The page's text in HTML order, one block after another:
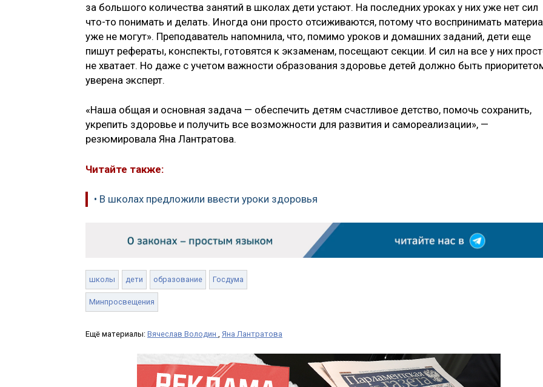
за большого количества занятий в школах дети устают. На последних уроках у них уже нет сил
что-то понимать и делать. Иногда они просто отсиживаются, потому что воспринимать
уже не могут». Преподаватель напомнила, что, помимо уроков и домашних заданий, дети еще
пишут рефераты, конспекты, готовятся к экзаменам, посещают секции. И сил на все у них
не хватает. Но даже с учетом важности образования здоровье детей должно быть
уверена эксперт.
«Наша общая и основная задача — обеспечить детям счастливое детство, помочь сохранить,
укрепить здоровье и получить все возможности для развития и самореализации», —
резюмировала Яна Лантратова.
Читайте также:
• В школах предложили ввести уроки здоровья
школы дети образование Госдума
Минпросвещения
Ещё материалы: Вячеслав Володин , Яна Лантратова